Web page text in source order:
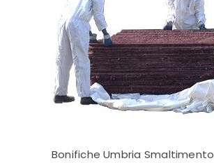
Bonifiche Umbria Smaltimento